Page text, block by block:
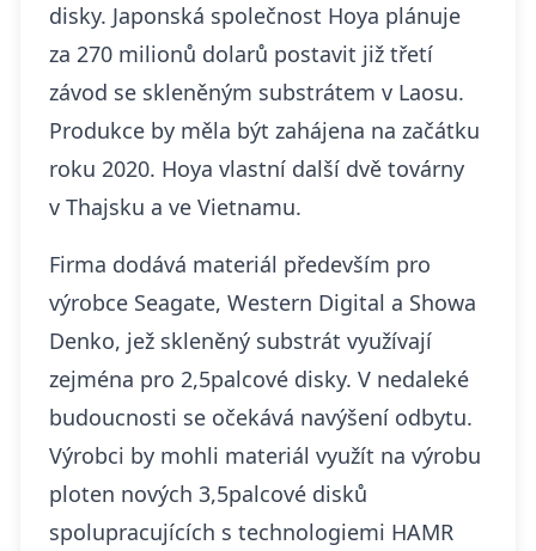
disky. Japonská společnost Hoya plánuje
za 270 milionů dolarů postavit již třetí
závod se skleněným substrátem v Laosu.
Produkce by měla být zahájena na začátku
roku 2020. Hoya vlastní další dvě továrny
v Thajsku a ve Vietnamu.
Firma dodává materiál především pro
výrobce Seagate, Western Digital a Showa
Denko, jež skleněný substrát využívají
zejména pro 2,5palcové disky. V nedaleké
budoucnosti se očekává navýšení odbytu.
Výrobci by mohli materiál využít na výrobu
ploten nových 3,5palcové disků
spolupracujících s technologiemi HAMR